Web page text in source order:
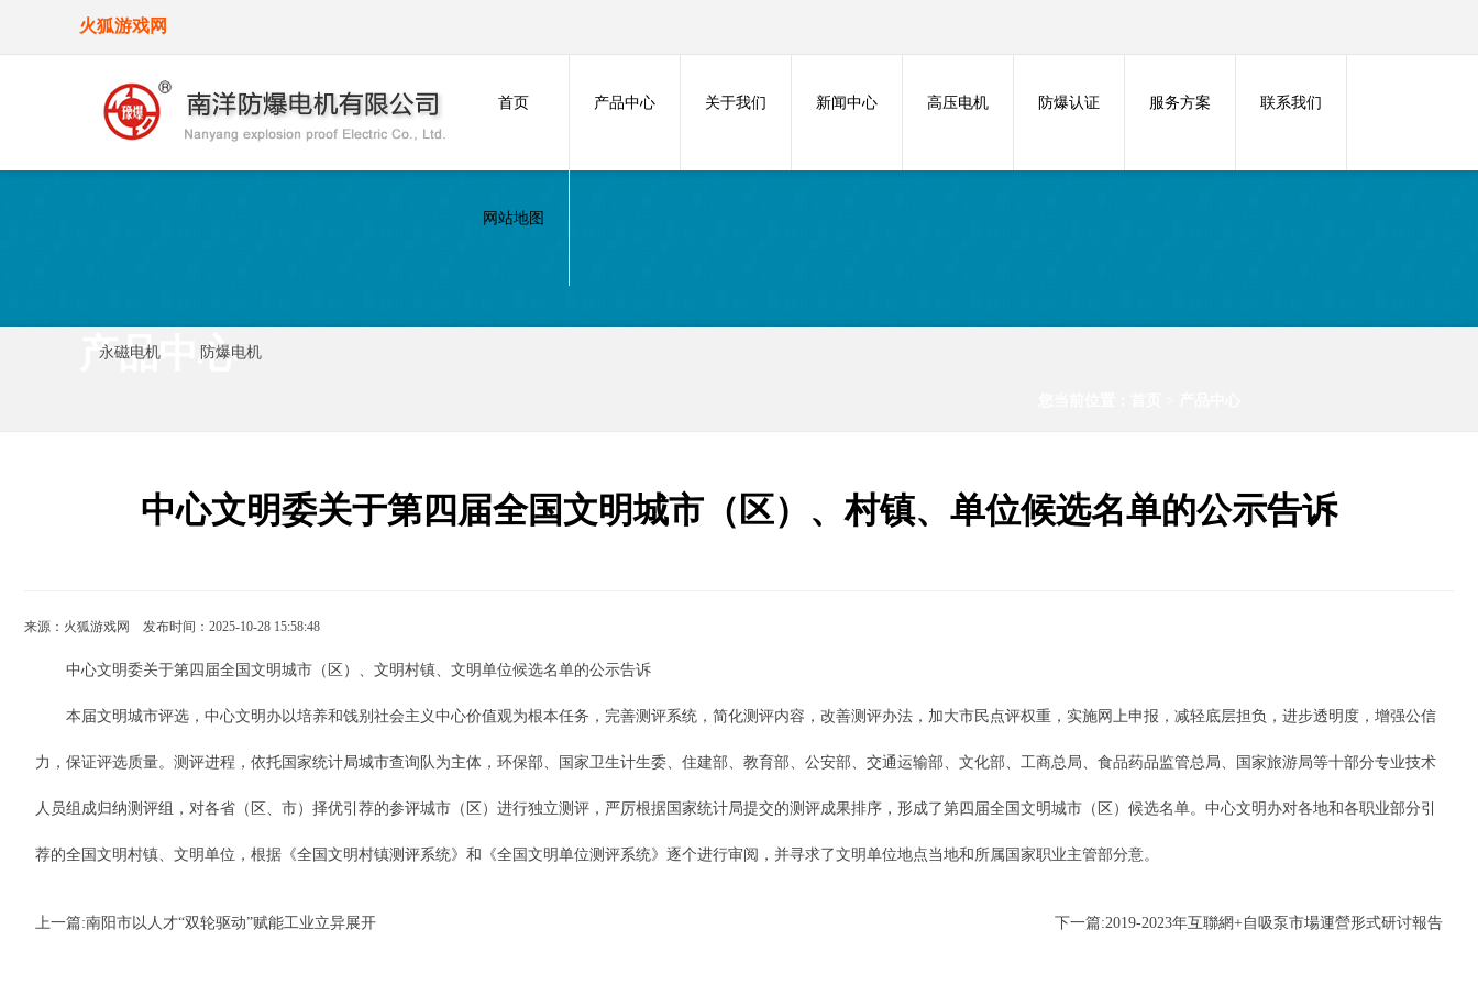
火狐游戏网
首页 产品中心 关于我们 新闻中心 高压电机 防爆认证 服务方案 联系我们
网站地图
产品中心
永磁电机 防爆电机
中心文明委关于第四届全国文明城市（区）、村镇、单位候选名单的公示告诉
来源： 火狐游戏网 发布时间：2025-10-28 15:58:48
中心文明委关于第四届全国文明城市（区）、文明村镇、文明单位候选名单的公示告诉
本届文明城市评选，中心文明办以培养和饯别社会主义中心价值观为根本任务，完善测评系统，简化测评内容，改善测评办法，加大市民点评权重，实施网上申报，减轻底层担负，进步透明度，增强公信
力，保证评选质量。测评进程，依托国家统计局城市查询队为主体，环保部、国家卫生计生委、住建部、教育部、公安部、交通运输部、文化部、工商总局、食品药品监管总局、国家旅游局等十部分专业技术
人员组成归纳测评组，对各省（区、市）择优引荐的参评城市（区）进行独立测评，严厉根据国家统计局提交的测评成果排序，形成了第四届全国文明城市（区）候选名单。中心文明办对各地和各职业部分引
荐的全国文明村镇、文明单位，根据《全国文明村镇测评系统》和《全国文明单位测评系统》逐个进行审阅，并寻求了文明单位地点当地和所属国家职业主管部分意。
上一篇:南阳市以人才“双轮驱动”赋能工业立异展开 下一篇:2019-2023年互聯網+自吸泵市場運營形式研讨報告